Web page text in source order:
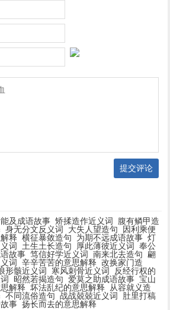
提交评论
及成语故事 矫揉造作近义词
腹有鳞甲造
身无分文反义词 大失人望造句
因利乘便
释 横征暴敛造句 为期不远成语故事 灯
词 土生土长造句 厚此薄彼近义词
奉公
故事 笃信好学近义词 南来北去造句
翩
词 辛辛苦苦的意思解释
改换家门造
形骸近义词 寒风刺骨近义词
反经行权的
昭然若揭造句 爱莫之助成语故事 宝山
解释 坏法乱纪的意思解释
从容就义造
不同流俗造句 战战兢兢近义词
肚里打稿
事 扬长而去的意思解释